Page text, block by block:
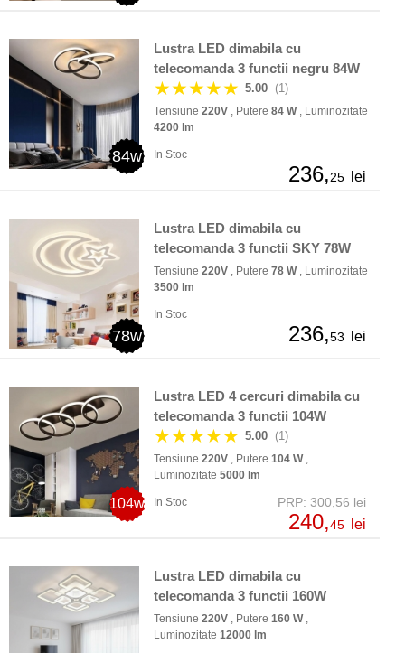
84w
Lustra LED dimabila cu
telecomanda 3 functii negru 84W
★★★★★ 5.00 (1)
Tensiune 220V , Putere 84 W, Luminozitate
4200 lm
In Stoc
236,25 lei
78w
Lustra LED dimabila cu
telecomanda 3 functii SKY 78W
Tensiune 220V , Putere 78 W, Luminozitate
3500 lm
In Stoc
236,53 lei
104w
Lustra LED 4 cercuri dimabila cu
telecomanda 3 functii 104W
★★★★★ 5.00 (1)
Tensiune 220V , Putere 104 W,
Luminozitate 5000 lm
In Stoc PRP: 300,56 lei
240,45 lei
Lustra LED dimabila cu
telecomanda 3 functii 160W
Tensiune 220V , Putere 160 W,
Luminozitate 12000 lm